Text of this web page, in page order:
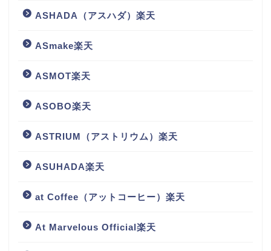
ASHADA（アスハダ）楽天
ASmake楽天
ASMOT楽天
ASOBO楽天
ASTRIUM（アストリウム）楽天
ASUHADA楽天
at Coffee（アットコーヒー）楽天
At Marvelous Official楽天